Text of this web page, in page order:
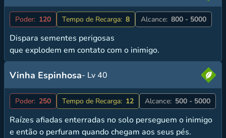
Poder: 120 Tempo de Recarga: 8 Alcance: 800 - 5000
Dispara sementes perigosas
que explodem em contato com o inimigo.
Vinha Espinhosa- Lv 40
Poder: 250 Tempo de Recarga: 12 Alcance: 500 - 5000
Raízes afiadas enterradas no solo perseguem o inimigo
e então o perfuram quando chegam aos seus pés.